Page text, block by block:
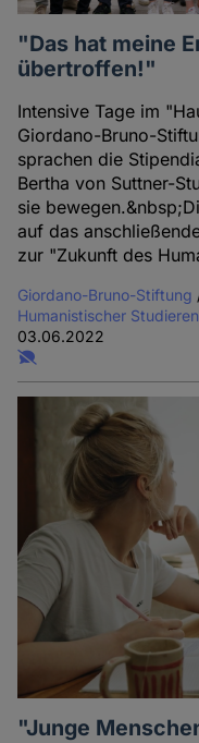
"Das hat meine
übertroffen!"
Intensive Tage im
Giordano-Bruno-
sprachen die
Bertha von Suttner-
sie
auf das
zur "Zukunft des
Giordano-Bruno-Stiftung
Humanistischer
03.06.2022
"Junge